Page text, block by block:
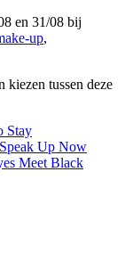
en 31/08 bij
up,
kiezen tussen deze
Stay
Up Now
Meet Black